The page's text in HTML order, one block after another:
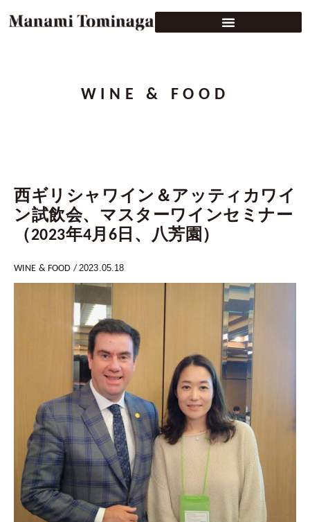
WINE & FOOD
西ギリシャワイン＆アッティカワイ
ン試飲会、マスターワインセミナー
（2023年4月6日、八芳園）
WINE & FOOD / 2023.05.18